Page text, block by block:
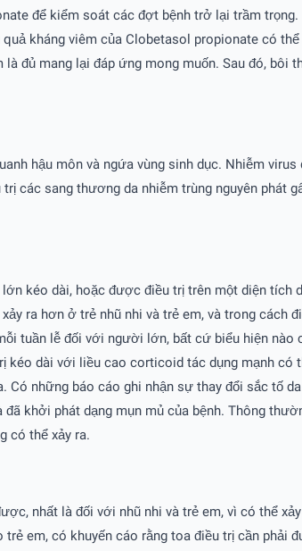
để kiểm soát các đợt bệnh trở lại trầm
kháng viêm của Clobetasol propionate có
đủ mang lại đáp ứng mong muốn. Sau đó, bôi
hậu môn và ngứa vùng sinh dục. Nhiễm
các sang thương da nhiễm trùng nguyên phát
kéo dài, hoặc được điều trị trên một diện
ra hơn ở trẻ nhũ nhi và trẻ em, và trong
tuần lễ đối với người lớn, bất cứ biểu hiện
kéo dài với liều cao corticoid tác dụng mạnh
Có những báo cáo ghi nhận sự thay đổi sắc tố
khởi phát dạng mụn mủ của bệnh. Thông
có thể xảy ra.
nhất là đối với nhũ nhi và trẻ em, vì có thể
em, có khuyến cáo rằng toa điều trị cần phải